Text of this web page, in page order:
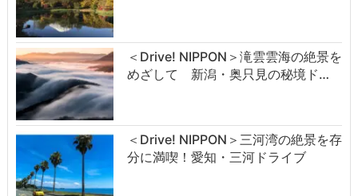
＜Drive! NIPPON＞滝雲雲海の絶景を
めざして 新潟・奥只見の秘境ド…
＜Drive! NIPPON＞三河湾の絶景を存
分に満喫！愛知・三河ドライブ